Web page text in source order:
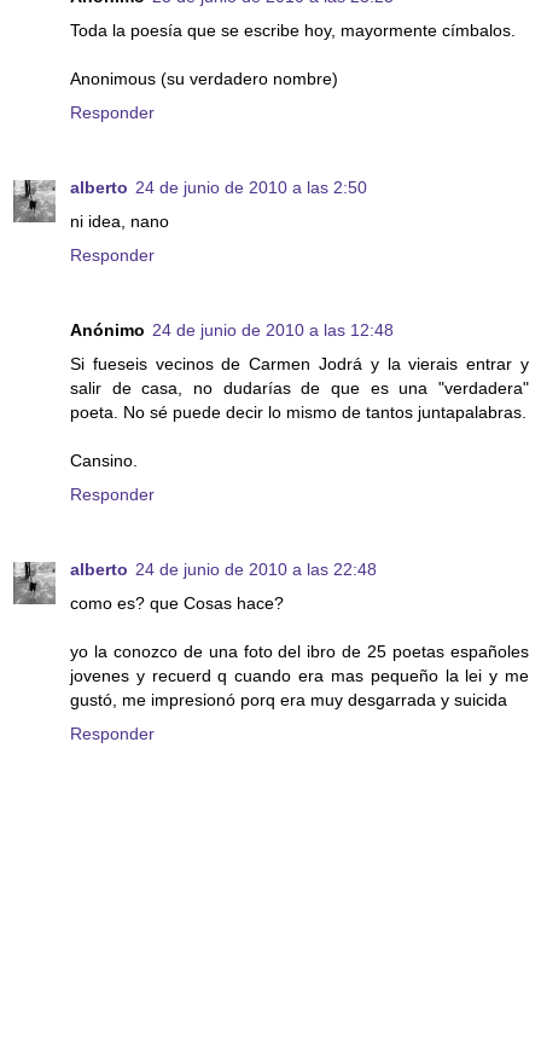
Toda la poesía que se escribe hoy, mayormente címbalos.
Anonimous (su verdadero nombre)
Responder
alberto 24 de junio de 2010 a las 2:50
ni idea, nano
Responder
Anónimo 24 de junio de 2010 a las 12:48
Si fueseis vecinos de Carmen Jodrá y la vierais entrar y
salir de casa, no dudarías de que es una "verdadera"
poeta. No sé puede decir lo mismo de tantos juntapalabras.
Cansino.
Responder
alberto 24 de junio de 2010 a las 22:48
como es? que Cosas hace?
yo la conozco de una foto del ibro de 25 poetas españoles
jovenes y recuerd q cuando era mas pequeño la lei y me
gustó, me impresionó porq era muy desgarrada y suicida
Responder